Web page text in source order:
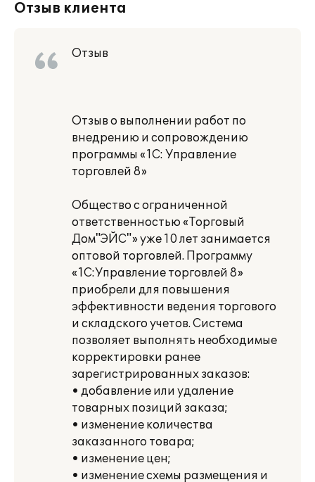
Отзыв клиента
Отзыв
Отзыв о выполнении работ по
внедрению и сопровождению
программы «1С: Управление
торговлей 8»
Общество с ограниченной
ответственностью «Торговый
Дом"ЭЙС"» уже 10 лет занимается
оптовой торговлей. Программу
«1С:Управление торговлей 8»
приобрели для повышения
эффективности ведения торгового
и складского учетов. Система
позволяет выполнять необходимые
корректировки ранее
зарегистрированных заказов:
• добавление или удаление
товарных позиций заказа;
• изменение количества
заказанного товара;
• изменение цен;
• изменение схемы размещения и